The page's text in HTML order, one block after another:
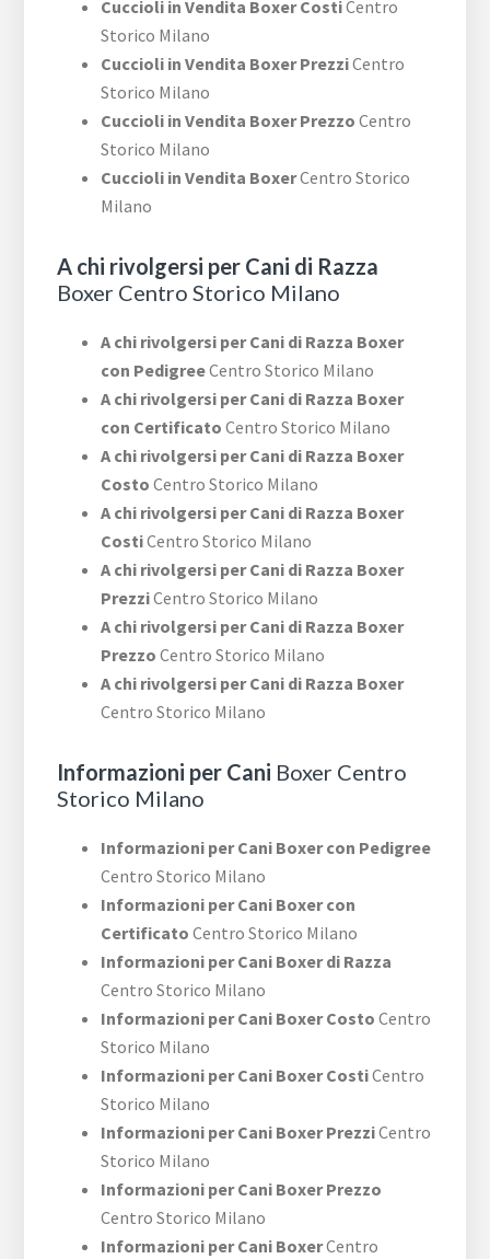
Cuccioli in Vendita Boxer CostiCentro
Storico Milano
Cuccioli in Vendita Boxer PrezziCentro
Storico Milano
Cuccioli in Vendita Boxer Prezzo Centro
Storico Milano
Cuccioli in Vendita BoxerCentro Storico
Milano
A chi rivolgersi per Cani di Razza
Boxer Centro Storico Milano
A chi rivolgersi per Cani di Razza Boxer
con PedigreeCentro Storico Milano
A chi rivolgersi per Cani di Razza Boxer
con Certificato Centro Storico Milano
A chi rivolgersi per Cani di Razza Boxer
Costo Centro Storico Milano
A chi rivolgersi per Cani di Razza Boxer
CostiCentro Storico Milano
A chi rivolgersi per Cani di Razza Boxer
PrezziCentro Storico Milano
A chi rivolgersi per Cani di Razza Boxer
Prezzo Centro Storico Milano
A chi rivolgersi per Cani di Razza Boxer
Centro Storico Milano
Informazioni per Cani Boxer Centro
Storico Milano
Informazioni per Cani Boxer con Pedigree
Centro Storico Milano
Informazioni per Cani Boxer con
Certificato Centro Storico Milano
Informazioni per Cani Boxer di Razza
Centro Storico Milano
Informazioni per Cani Boxer Costo Centro
Storico Milano
Informazioni per Cani Boxer CostiCentro
Storico Milano
Informazioni per Cani Boxer PrezziCentro
Storico Milano
Informazioni per Cani Boxer Prezzo
Centro Storico Milano
Informazioni per Cani BoxerCentro